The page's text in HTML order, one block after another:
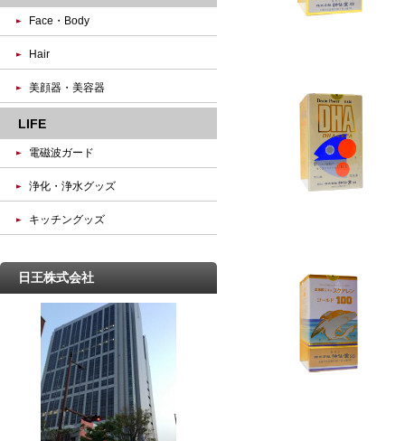
Face・Body
Hair
美顔器・美容器
LIFE
電磁波ガード
浄化・浄水グッズ
キッチングッズ
日王株式会社